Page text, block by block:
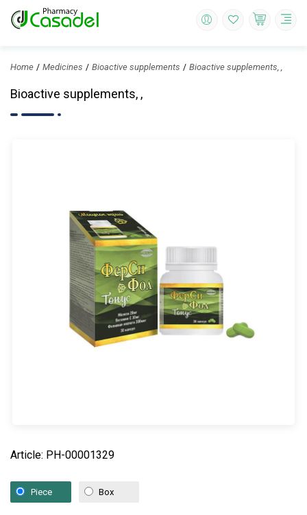
Home Medicines Bioactive supplements Bioactive supplements, ,
Bioactive supplements, ,
Article: PH-00001329
Piece Box